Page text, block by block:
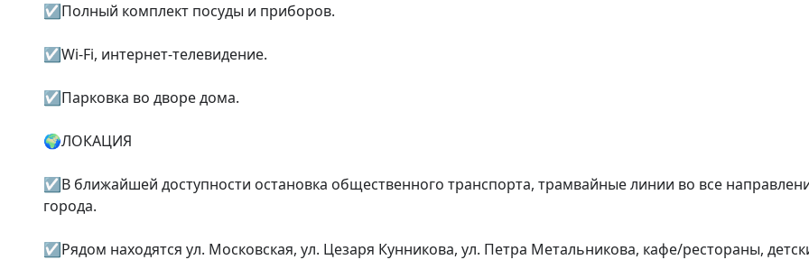
☑️Полный комплект посуды и приборов.
☑️Wi-Fi, интернет-телевидение.
☑️Парковка во дворе дома.
🌍ЛОКАЦИЯ
☑️В ближайшей доступности остановка общественного транспорта, трамвайные линии во все
города.
☑️Рядом находятся ул. Московская, ул. Цезаря Кунникова, ул. Петра Метальникова, кафе/рестораны,